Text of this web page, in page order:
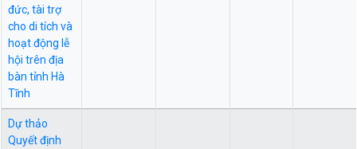
đức, tài trợ
cho di tích và
hoạt động lễ
hội trên địa
bàn tỉnh Hà
Tĩnh
Dự thảo
Quyết định